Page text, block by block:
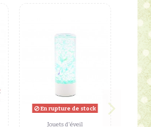
En rupture de stock
Jouets d'éveil